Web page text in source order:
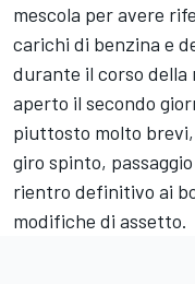
mescola per avere
carichi di benzina e
durante il corso
aperto il secondo
piuttosto molto
giro spinto,
rientro definitivo ai
modifiche di assetto.